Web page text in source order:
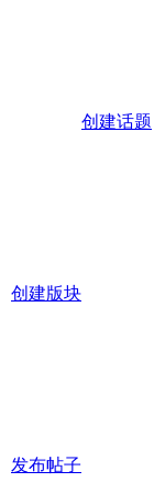
创建话题
创建版块
发布帖子